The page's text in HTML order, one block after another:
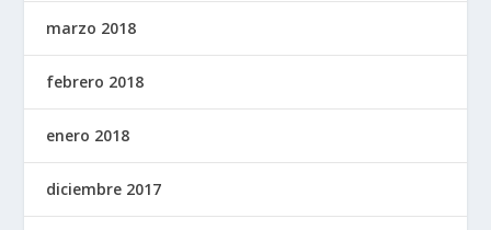
marzo 2018
febrero 2018
enero 2018
diciembre 2017